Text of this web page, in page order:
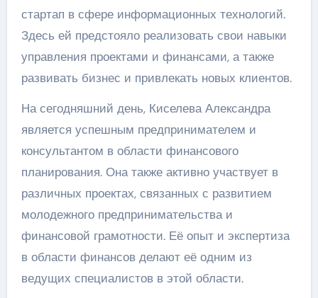
стартап в сфере информационных технологий.
Здесь ей предстояло реализовать свои навыки
управления проектами и финансами, а также
развивать бизнес и привлекать новых клиентов.
На сегодняшний день, Киселева Александра
является успешным предпринимателем и
консультантом в области финансового
планирования. Она также активно участвует в
различных проектах, связанных с развитием
молодежного предпринимательства и
финансовой грамотности. Её опыт и экспертиза
в области финансов делают её одним из
ведущих специалистов в этой области.